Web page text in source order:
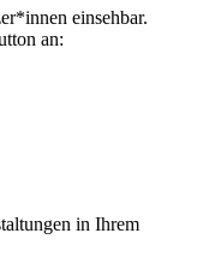
einsehbar.
an:
in Ihrem